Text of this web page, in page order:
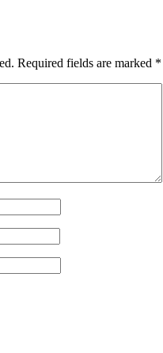
Required fields are marked *